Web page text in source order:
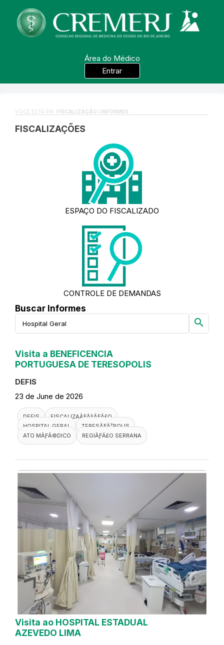
Área do Médico
Entrar
VOCÊ ESTÁ EM: FISCALIZAÇÃO / INFORMES
FISCALIZAÇÕES
ESPAÇO DO FISCALIZADO
CONTROLE DE DEMANDAS
Buscar Informes
search
Visita a BENEFICENCIA
PORTUGUESA DE TERESOPOLIS
DEFIS
23 de June de 2026
DEFIS
FISCALIZAÃƑÂ§ÃƑÂ£O
HOSPITAL GERAL
TERESÃƑÂ³POLIS
ATO MÃƑÂ©DICO
REGIÃƑÂ£O SERRANA
Visita ao HOSPITAL ESTADUAL
AZEVEDO LIMA